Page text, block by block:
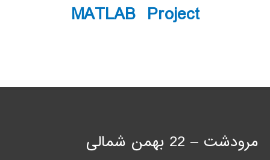
MATLAB Project
مرودشت – 22 بهمن شمالی